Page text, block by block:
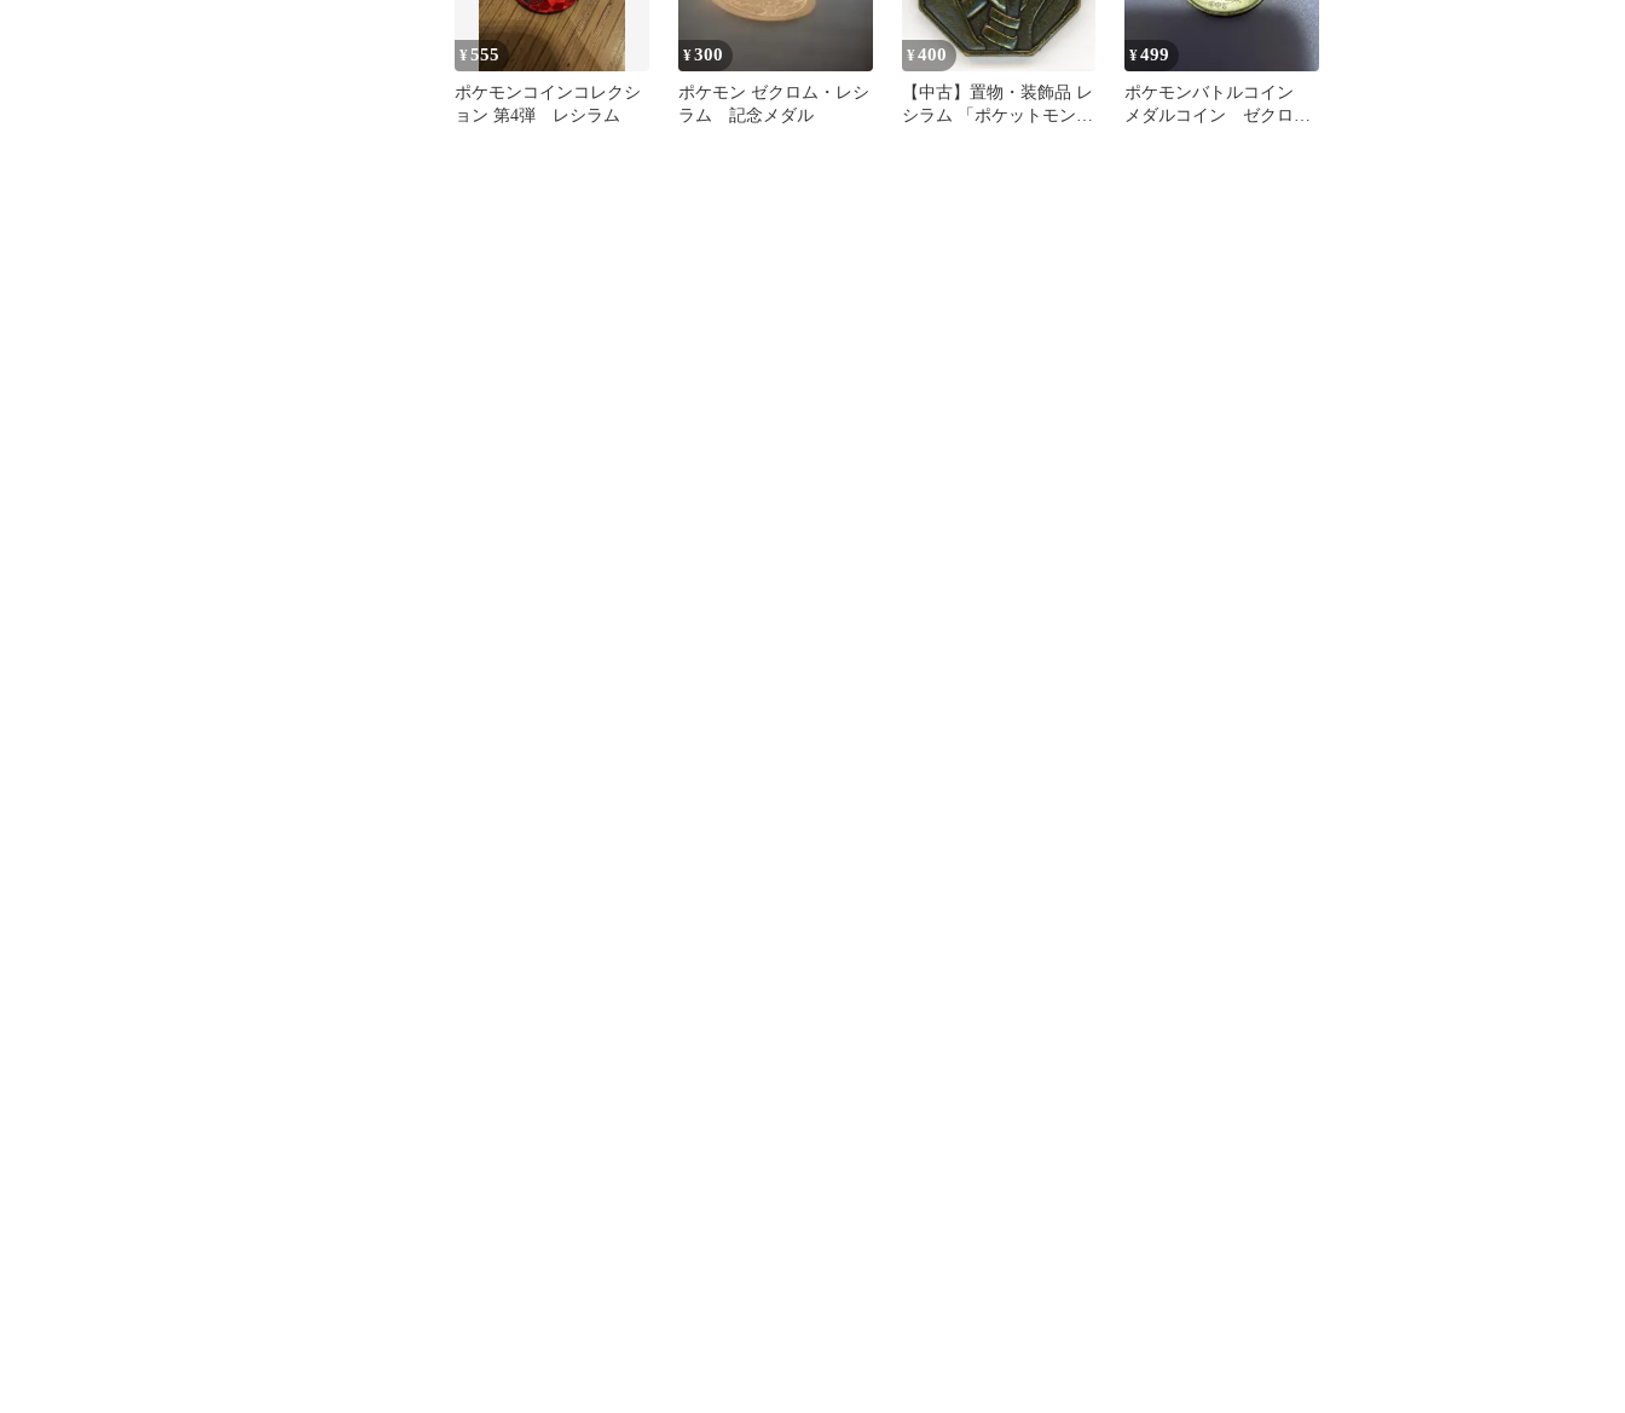
¥555
ポケモンコインコレクシ
ョン 第4弾 レシラム
¥300
ポケモン ゼクロム・レシ
ラム 記念メダル
¥400
【中古】置物・装飾品 レ
シラム 「ポケットモンス
¥499
ポケモンバトルコイン
メダルコイン ゼクロ